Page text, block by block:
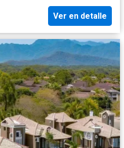
Ver en detalle